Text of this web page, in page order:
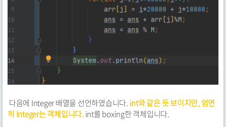
다음에 Integer 배열을 선언하였습니다. int와 같은 듯 보이지만, 엄연
히 Integer는 객체입니다.int를 boxing한 객체입니다.